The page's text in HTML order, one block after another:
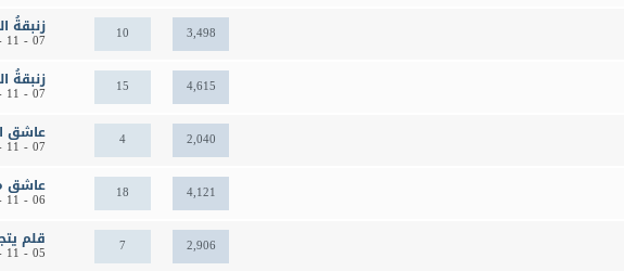
10 3,498 زنبقةُ
07 - 11 - 2008,
15 4,615 زنبقةُ
07 - 11 - 2008,
4 2,040 عاشق
07 - 11 - 2008,
18 4,121 عاشق
06 - 11 - 2008,
7 2,906 قلم
05 - 11 - 2008,